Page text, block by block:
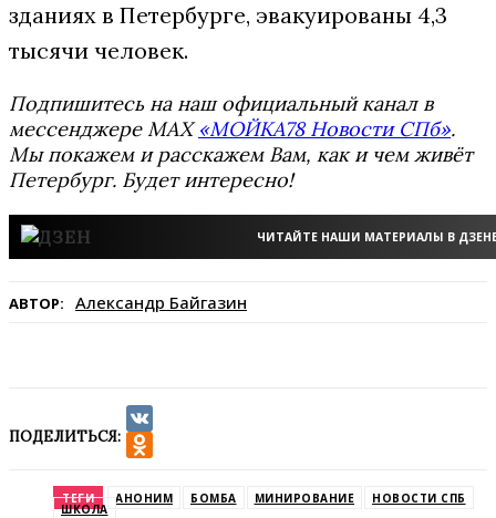
зданиях в Петербурге, эвакуированы 4,3
тысячи человек.
Подпишитесь на наш официальный канал в
мессенджере MAX«МОЙКА78 Новости СПб».
Мы покажем и расскажем Вам, как и чем живёт
Петербург. Будет интересно!
ЧИТАЙТЕ НАШИ МАТЕРИАЛЫ В
АВТОР: Александр Байгазин
ПОДЕЛИТЬСЯ:
VK
ТЕГИ АНОНИМ БОМБА МИНИРОВАНИЕ НОВОСТИ СПБ
ШКОЛА